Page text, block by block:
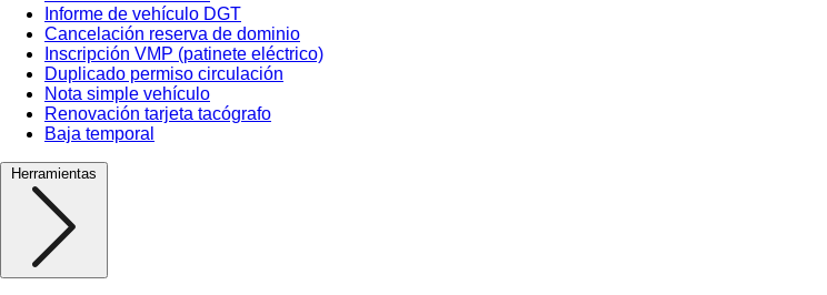
Informe de vehículo DGT
Cancelación reserva de dominio
Inscripción VMP (patinete eléctrico)
Duplicado permiso circulación
Nota simple vehículo
Renovación tarjeta tacógrafo
Baja temporal
Herramientas